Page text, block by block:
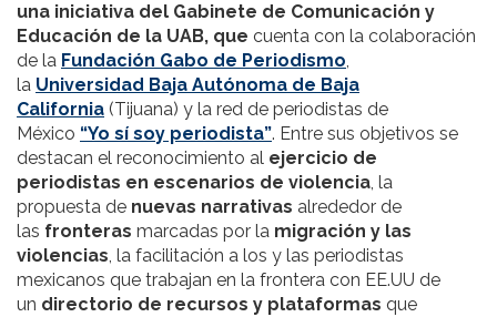
una iniciativa del Gabinete de Comunicación y
Educación de la UAB, que cuenta con la colaboración
de la Fundación Gabo de Periodismo,
la Universidad Baja Autónoma de Baja
California (Tijuana) y la red de periodistas de
México “Yo sí soy periodista”. Entre sus objetivos se
destacan el reconocimiento al ejercicio de
periodistas en escenarios de violencia, la
propuesta de nuevas narrativas alrededor de
las fronteras marcadas por la migración y las
violencias, la facilitación a los y las periodistas
mexicanos que trabajan en la frontera con EE.UU de
un directorio de recursos y plataformas que